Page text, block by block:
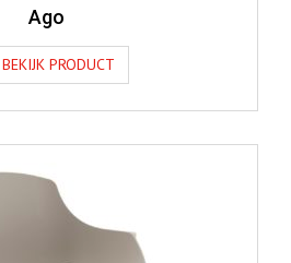
Ago
BEKIJK PRODUCT